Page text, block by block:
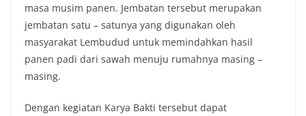
masa musim panen. Jembatan tersebut merupakan
jembatan satu – satunya yang digunakan oleh
masyarakat Lembudud untuk memindahkan hasil
panen padi dari sawah menuju rumahnya masing –
masing.
Dengan kegiatan Karya Bakti tersebut dapat